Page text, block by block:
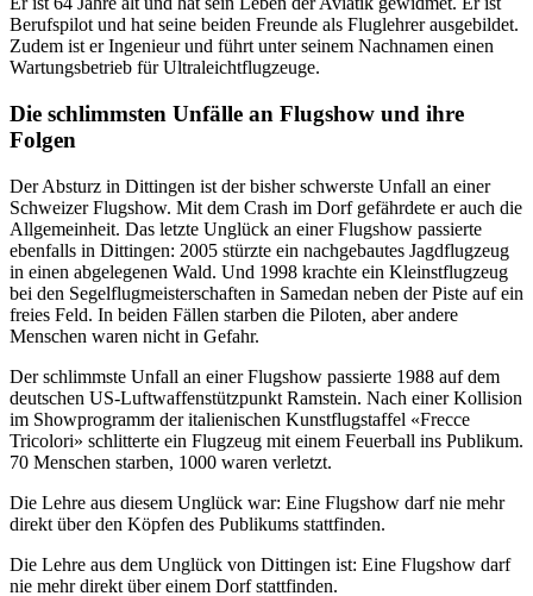
Berufspilot und hat seine beiden Freunde als Fluglehrer ausgebildet.
Zudem ist er Ingenieur und führt unter seinem Nachnamen einen
Wartungsbetrieb für Ultraleichtflugzeuge.
Die schlimmsten Unfälle an Flugshow und ihre
Folgen
Der Absturz in Dittingen ist der bisher schwerste Unfall an einer
Schweizer Flugshow. Mit dem Crash im Dorf gefährdete er auch die
Allgemeinheit. Das letzte Unglück an einer Flugshow passierte
ebenfalls in Dittingen: 2005 stürzte ein nachgebautes Jagdflugzeug
in einen abgelegenen Wald. Und 1998 krachte ein Kleinstflugzeug
bei den Segelflugmeisterschaften in Samedan neben der Piste auf ein
freies Feld. In beiden Fällen starben die Piloten, aber andere
Menschen waren nicht in Gefahr.
Der schlimmste Unfall an einer Flugshow passierte 1988 auf dem
deutschen US-Luftwaffenstützpunkt Ramstein. Nach einer Kollision
im Showprogramm der italienischen Kunstflugstaffel «Frecce
Tricolori» schlitterte ein Flugzeug mit einem Feuerball ins Publikum.
70 Menschen starben, 1000 waren verletzt.
Die Lehre aus diesem Unglück war: Eine Flugshow darf nie mehr
direkt über den Köpfen des Publikums stattfinden.
Die Lehre aus dem Unglück von Dittingen ist: Eine Flugshow darf
nie mehr direkt über einem Dorf stattfinden.